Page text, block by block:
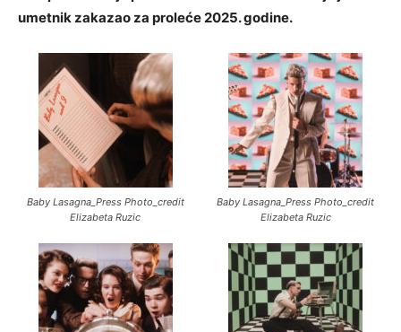
umetnik zakazao za proleće 2025. godine.
Baby Lasagna_Press Photo_credit
Elizabeta Ruzic
Baby Lasagna_Press Photo_credit
Elizabeta Ruzic